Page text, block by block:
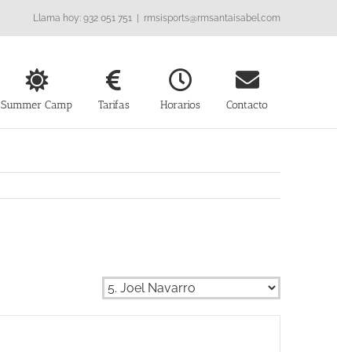
Llama hoy: 932 051 751 | rmsisports@rmsantaisabel.com
Summer Camp Tarifas Horarios Contacto